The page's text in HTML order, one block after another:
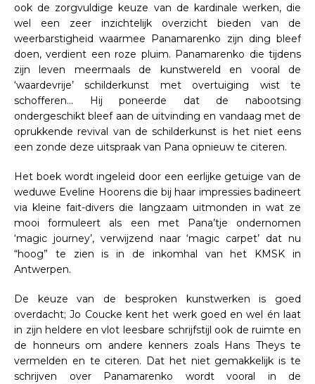
ook de zorgvuldige keuze van de kardinale werken, die
wel een zeer inzichtelijk overzicht bieden van de
weerbarstigheid waarmee Panamarenko zijn ding bleef
doen, verdient een roze pluim. Panamarenko die tijdens
zijn leven meermaals de kunstwereld en vooral de
‘waardevrije’ schilderkunst met overtuiging wist te
schofferen… Hij poneerde dat de nabootsing
ondergeschikt bleef aan de uitvinding en vandaag met de
oprukkende revival van de schilderkunst is het niet eens
een zonde deze uitspraak van Pana opnieuw te citeren.
Het boek wordt ingeleid door een eerlijke getuige van de
weduwe Eveline Hoorens die bij haar impressies badineert
via kleine fait-divers die langzaam uitmonden in wat ze
mooi formuleert als een met Pana’tje ondernomen
‘magic journey’, verwijzend naar ‘magic carpet’ dat nu
“hoog” te zien is in de inkomhal van het KMSK in
Antwerpen.
De keuze van de besproken kunstwerken is goed
overdacht; Jo Coucke kent het werk goed en wel én laat
in zijn heldere en vlot leesbare schrijfstijl ook de ruimte en
de honneurs om andere kenners zoals Hans Theys te
vermelden en te citeren. Dat het niet gemakkelijk is te
schrijven over Panamarenko wordt vooral in de